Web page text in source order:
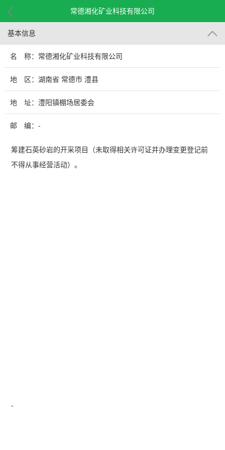
常德湘化矿业科技有限公司
基本信息
名 称：常德湘化矿业科技有限公司
地 区：湖南省 常德市 澧县
地 址：澧阳镇棚场居委会
邮 编：-
筹建石英砂岩的开采项目（未取得相关许可证并办理变更登记前
不得从事经营活动）。
-